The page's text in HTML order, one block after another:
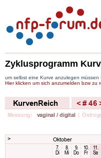
Zyklusprogramm
um selbst eine Kurve anzulegen müssen
Hier klicken um sich anzumelden bzw zu